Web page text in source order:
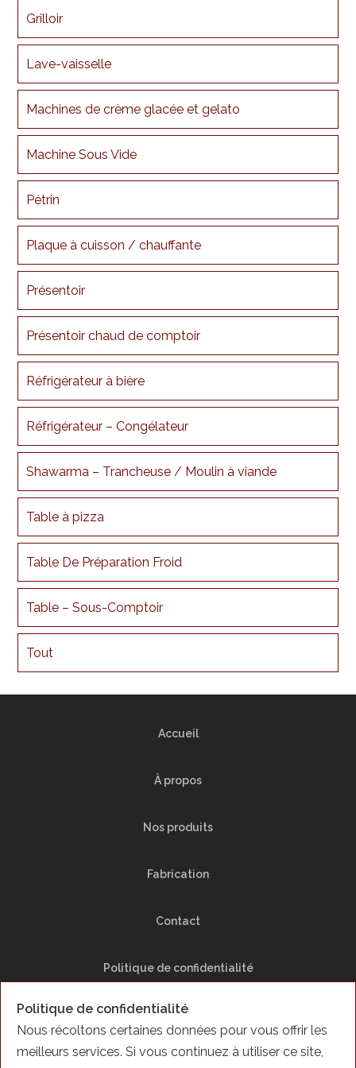
Grilloir
Lave-vaisselle
Machines de crème glacée et gelato
Machine Sous Vide
Pétrin
Plaque à cuisson / chauffante
Présentoir
Présentoir chaud de comptoir
Réfrigérateur à bière
Réfrigérateur – Congélateur
Shawarma – Trancheuse / Moulin à viande
Table à pizza
Table De Préparation Froid
Table – Sous-Comptoir
Tout
Accueil
À propos
Nos produits
Fabrication
Contact
Politique de confidentialité
Plan du Site
Politique de confidentialité
Nous récoltons certaines données pour vous offrir les
meilleurs services. Si vous continuez à utiliser ce site,